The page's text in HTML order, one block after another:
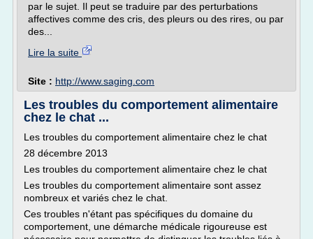
par le sujet. Il peut se traduire par des perturbations
affectives comme des cris, des pleurs ou des rires, ou par
des...
Lire la suite
Site : http://www.saging.com
Les troubles du comportement alimentaire
chez le chat ...
Les troubles du comportement alimentaire chez le chat
28 décembre 2013
Les troubles du comportement alimentaire chez le chat
Les troubles du comportement alimentaire sont assez
nombreux et variés chez le chat.
Ces troubles n'étant pas spécifiques du domaine du
comportement, une démarche médicale rigoureuse est